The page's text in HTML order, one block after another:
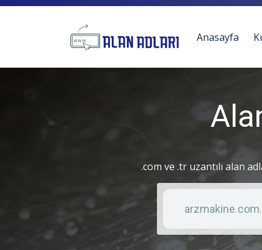
Anasayfa
.com ve .tr uzantılı alan
Anahtar kelime
Liste türü